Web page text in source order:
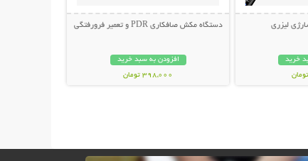
لیزری
خرید
دستگاه مکش صافکاری PDR و تعمیر فرورفتگی
افزودن به سبد خرید
398,000 تومان